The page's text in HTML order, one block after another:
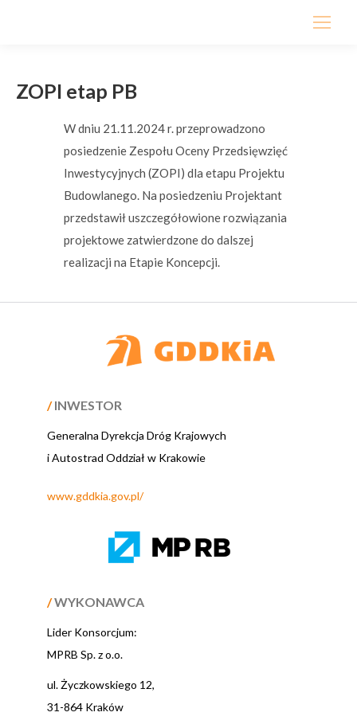
ZOPI etap PB
W dniu 21.11.2024 r. przeprowadzono
posiedzenie Zespołu Oceny Przedsięwzięć
Inwestycyjnych (ZOPI) dla etapu Projektu
Budowlanego. Na posiedzeniu Projektant
przedstawił uszczegółowione rozwiązania
projektowe zatwierdzone do dalszej
realizacji na Etapie Koncepcji.
/INWESTOR
Generalna Dyrekcja Dróg Krajowych
i Autostrad Oddział w Krakowie
www.gddkia.gov.pl/
/WYKONAWCA
Lider Konsorcjum:
MPRB Sp. z o.o.
ul. Życzkowskiego 12,
31-864 Kraków